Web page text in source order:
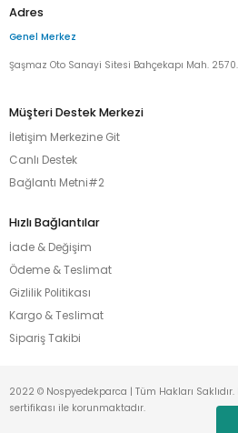
Adres
Genel Merkez
Şaşmaz Oto Sanayi Sitesi Bahçekapı Mah.
Müşteri Destek Merkezi
İletişim Merkezine Git
Canlı Destek
Bağlantı Metni#2
Hızlı Bağlantılar
İade & Değişim
Ödeme & Teslimat
Gizlilik Politikası
Kargo & Teslimat
Sipariş Takibi
2022 © Nospyedekparca | Tüm Hakları
sertifikası ile korunmaktadır.